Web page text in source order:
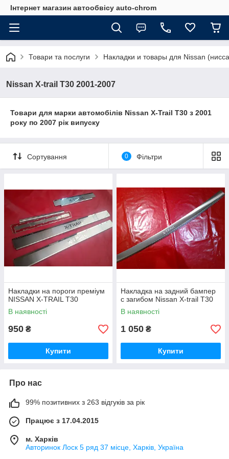
Інтернет магазин автообвісу auto-chrom
Товари та послуги Накладки и товары для Nissan
Nissan X-trail T30 2001-2007
Товари для марки автомобілів Nissan X-Trail T30 з 2001
року по 2007 рік випуску
Сортування 0 Фільтри
Накладки на пороги преміум
NISSAN X-TRAIL T30
В наявності
950 ₴
Купити
Накладка на задний бампер
с загибом Nissan X-trail T30
В наявності
1 050 ₴
Купити
Про нас
99% позитивних з 263 відгуків за рік
Працює з 17.04.2015
м. Харків
Авторинок Лоск 5 ряд 37 місце, Харків, Україна